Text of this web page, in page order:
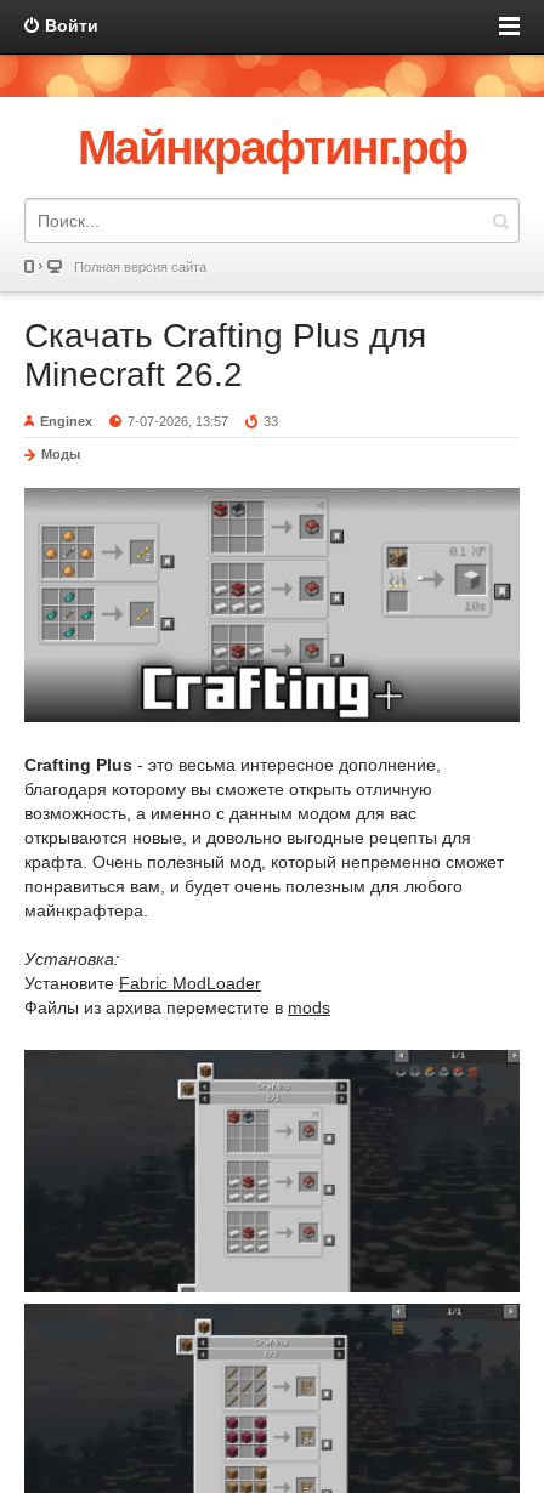
Войти
Майнкрафтинг.рф
Полная версия сайта
Скачать Crafting Plus для
Minecraft 26.2
Enginex 7-07-2026, 13:57 33
Моды
Crafting Plus - это весьма интересное дополнение,
благодаря которому вы сможете открыть отличную
возможность, а именно с данным модом для вас
открываются новые, и довольно выгодные рецепты для
крафта. Очень полезный мод, который непременно сможет
понравиться вам, и будет очень полезным для любого
майнкрафтера.
Установка:
Установите Fabric ModLoader
Файлы из архива переместите в mods